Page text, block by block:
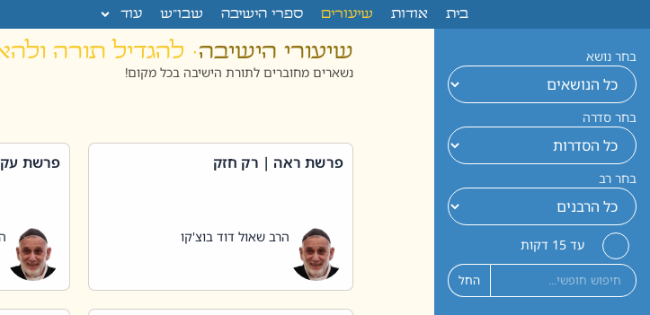
בית אודות שיעורים ספרי הישיבה שבו”ש עוד
בחר נושא
בחר סדרה
בחר רב
עד 15 דקות
החל
שיעורי הישיבה· להגדיל תורה
נשארים מחוברים לתורת הישיבה בכל מקום!
פרשת ראה | רק חזק
הרב שאול דוד בוצ'קו
פרשת